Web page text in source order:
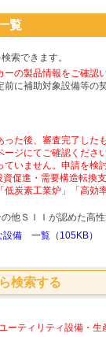
覧
索できます。
の製品情報をご確認
に補助対象設備等の
た後、審査完了した
ージにてご確認くださ
いません。申請を検
促進・需要構造転換
低炭素工業炉」「高
他ＳＩＩが認めた高
設備 一覧（105KB）
検索する
ーティリティ設備・生